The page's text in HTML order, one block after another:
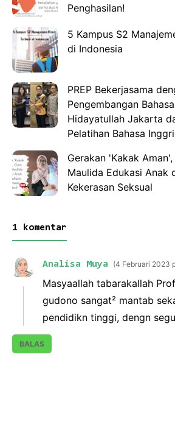
Penghasilan!
5 Kampus S2
di Indonesia
PREP Bekerjasama
Pengembangan
Hidayatullah Jakarta
Pelatihan Bahasa
Gerakan 'Kakak
Maulida Edukasi Anak
Kekerasan Seksual
1 komentar
Analisa Muya 4 Februari 2023
Masyaallah tabarakallah
gudono sangat² mantab
pendidikn tinggi, dengn
BALAS